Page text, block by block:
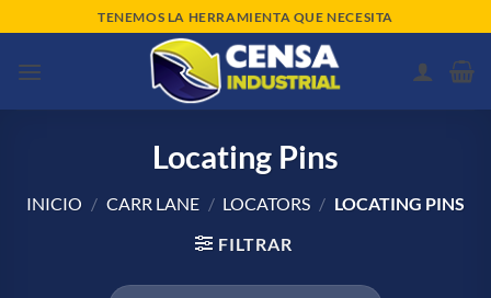
al
contenido
TENEMOS LA HERRAMIENTA QUE NECESITA
Locating Pins
INICIO / CARR LANE / LOCATORS / LOCATING PINS
FILTRAR